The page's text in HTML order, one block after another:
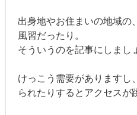
出身地やお住まいの地域の
風習だったり。
そういうのを記事にしまし
けっこう需要がありますし
られたりするとアクセスが